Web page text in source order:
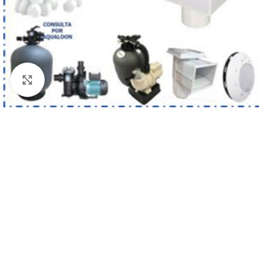
Haga clic para ampliar